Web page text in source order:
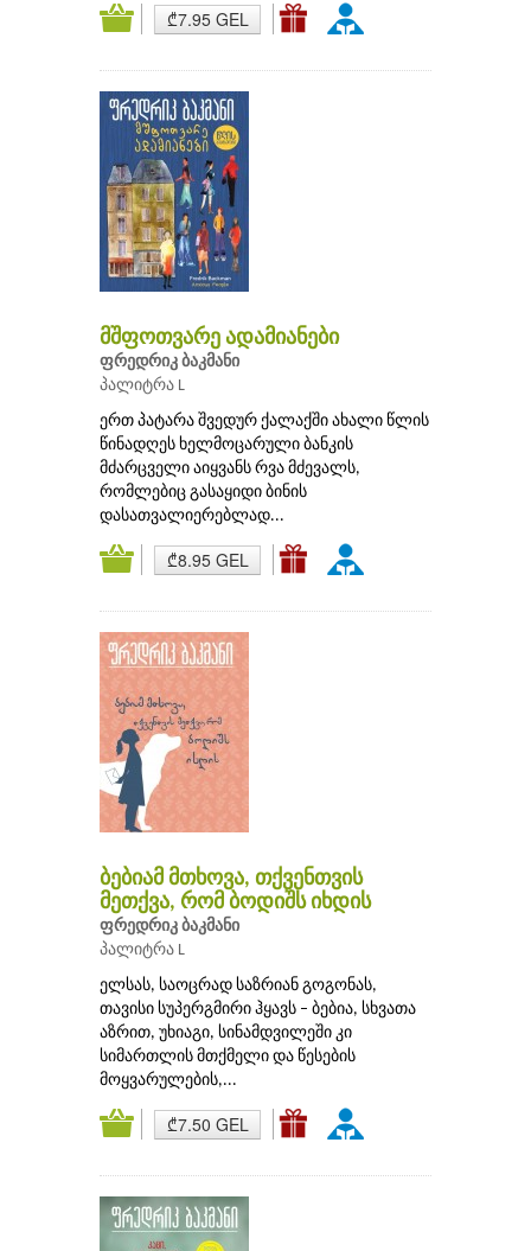
₾7.95 GEL
მშფოთვარე ადამიანები
ფრედრიკ ბაკმანი
პალიტრა L
ერთ პატარა შვედურ ქალაქში ახალი წლის
წინადღეს ხელმოცარული ბანკის
მძარცველი აიყვანს რვა მძევალს,
რომლებიც გასაყიდი ბინის
დასათვალიერებლად...
₾8.95 GEL
ბებიამ მთხოვა, თქვენთვის
მეთქვა, რომ ბოდიშს იხდის
ფრედრიკ ბაკმანი
პალიტრა L
ელსას, საოცრად საზრიან გოგონას,
თავისი სუპერგმირი ჰყავს – ბებია, სხვათა
აზრით, უხიაგი, სინამდვილეში კი
სიმართლის მთქმელი და წესების
მოყვარულების,...
₾7.50 GEL